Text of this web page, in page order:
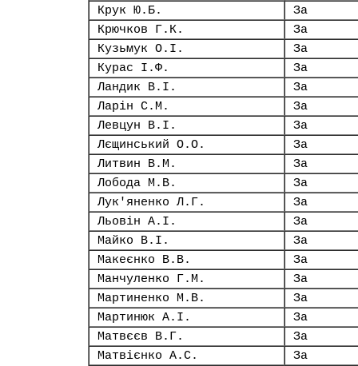
Крук Ю.Б.
За
Крючков Г.К.
За
Кузьмук О.І.
За
Курас І.Ф.
За
Ландик В.І.
За
Ларін С.М.
За
Левцун В.І.
За
Лєщинський О.О.
За
Литвин В.М.
За
Лобода М.В.
За
Лук'яненко Л.Г.
За
Льовін А.І.
За
Майко В.І.
За
Макеєнко В.В.
За
Манчуленко Г.М.
За
Мартиненко М.В.
За
Мартинюк А.І.
За
Матвєєв В.Г.
За
Матвієнко А.С.
За